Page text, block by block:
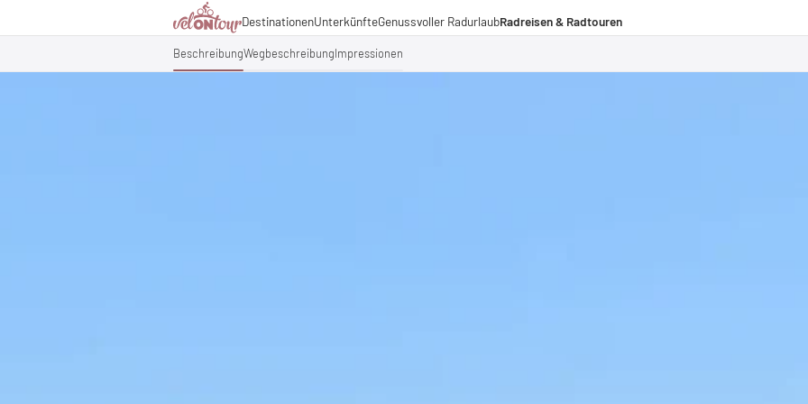
Destinationen
Italien
Deutschland
Schweiz
Unterkünfte
Italien
Deutschland
Schweiz
Genussvoller Radurlaub
Urlaubsthemen
Magazin
Radreisen & Radtouren
Radreisen
BeschreibungWegbeschreibungImpressionen